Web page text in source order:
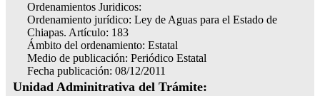
Ordenamientos Juridicos:
Ordenamiento jurídico: Ley de Aguas para el Estado de
Chiapas. Artículo: 183
Ámbito del ordenamiento: Estatal
Medio de publicación: Periódico Estatal
Fecha publicación: 08/12/2011
Unidad Adminitrativa del Trámite: